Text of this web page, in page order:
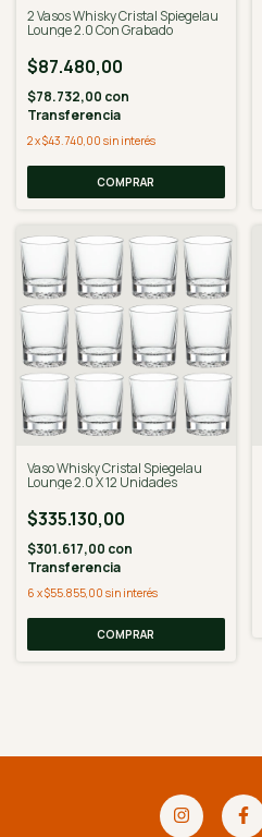
2 Vasos Whisky Cristal Spiegelau
Lounge 2.0 Con Grabado
$87.480,00
$78.732,00 con
Transferencia
2x$43.740,00 sin interés
COMPRAR
Vaso Whisky Cristal Spiegelau
Lounge 2.0 X 12 Unidades
$335.130,00
$301.617,00 con
Transferencia
6 x$55.855,00 sin interés